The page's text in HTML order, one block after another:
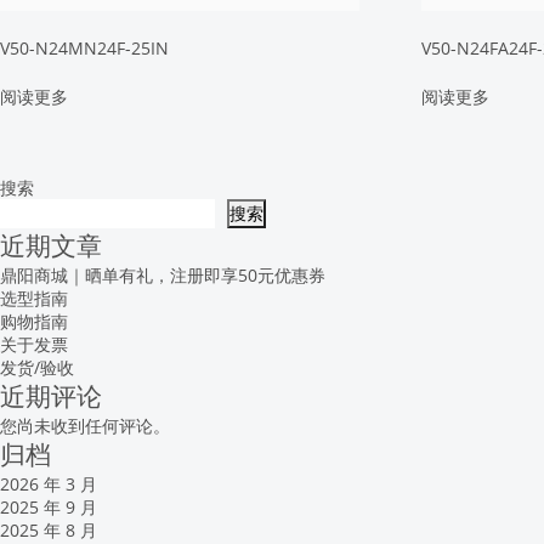
V50-N24MN24F-25IN
阅读更多
V50-
阅读更多
搜索
搜索
近期文章
鼎阳商城｜晒单有礼，注册即享50元优惠券
选型指南
购物指南
关于发票
发货/验收
近期评论
您尚未收到任何评论。
归档
2026 年 3 月
2025 年 9 月
2025 年 8 月